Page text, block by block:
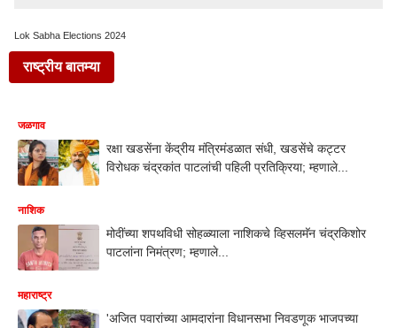
Lok Sabha Elections 2024
राष्ट्रीय बातम्या
जळगाव
रक्षा खडसेंना केंद्रीय मंत्रिमंडळात संधी, खडसेंचे कट्टर
विरोधक चंद्रकांत पाटलांची पहिली प्रतिक्रिया; म्हणाले...
नाशिक
मोदींच्या शपथविधी सोहळ्याला नाशिकचे व्हिसलमॅन चंद्रकिशोर
पाटलांना निमंत्रण; म्हणाले...
महाराष्ट्र
'अजित पवारांच्या आमदारांना विधानसभा निवडणूक भाजपच्या